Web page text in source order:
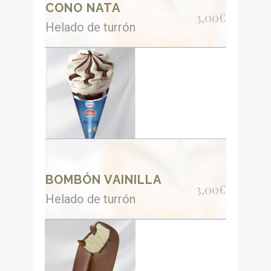
CONO NATA
Helado de turrón
3,00€
BOMBÓN VAINILLA
Helado de turrón
3,00€